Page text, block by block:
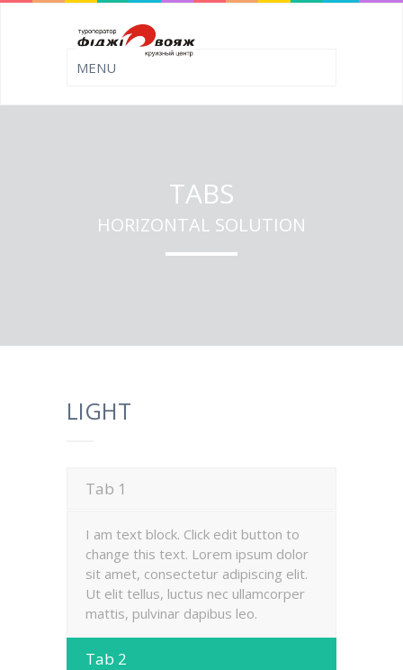
TABS
HORIZONTAL SOLUTION
LIGHT
Tab 1
I am text block. Click edit button to
change this text. Lorem ipsum dolor
sit amet, consectetur adipiscing elit.
Ut elit tellus, luctus nec ullamcorper
mattis, pulvinar dapibus leo.
Tab 2